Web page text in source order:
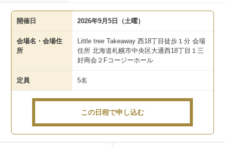
開催日 2026年9月5日（土曜）
会場名・会場住
所
Little tree Takeaway 西18丁目徒歩１分 会場
住所 北海道札幌市中央区大通西18丁目１三
好商会２Fコージーホール
定員 5名
この日程で申し込む